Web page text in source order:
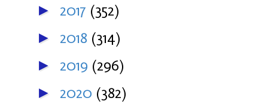
► 2017 (352)
► 2018 (314)
► 2019 (296)
► 2020 (382)